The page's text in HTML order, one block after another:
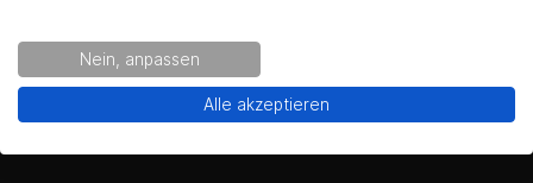
Bewertungen
No thanks.
Nein, anpassen
Alle akzeptieren